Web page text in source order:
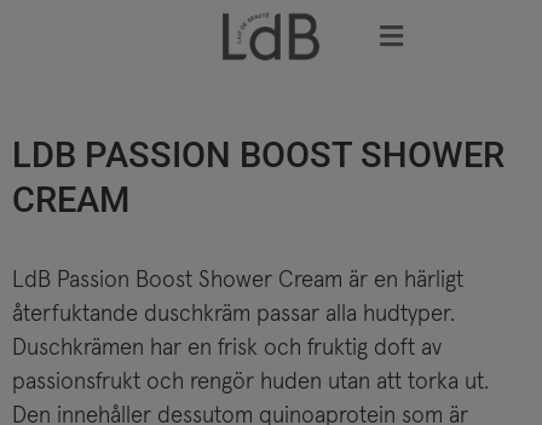
LDB PASSION BOOST SHOWER
CREAM
LdB Passion Boost Shower Cream är en härligt
återfuktande duschkräm passar alla hudtyper.
Duschkrämen har en frisk och fruktig doft av
passionsfrukt och rengör huden utan att torka ut.
Den innehåller dessutom quinoaprotein som är